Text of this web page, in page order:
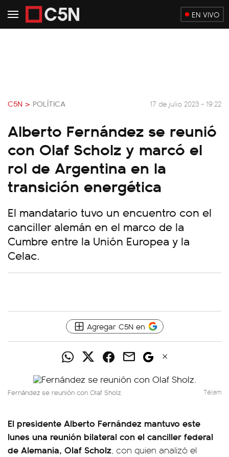
EN VIVO
C5N > POLÍTICA 17 de julio 2023 - 19:22
Alberto Fernández se reunió
con Olaf Scholz y marcó el
rol de Argentina en la
transición energética
El mandatario tuvo un encuentro con el
canciller alemán en el marco de la
Cumbre entre la Unión Europea y la
Celac.
Agregar C5N en
Fernández se reunión con Olaf Sholz. Télam
El presidente Alberto Fernández mantuvo este
lunes una reunión bilateral con el canciller federal
de Alemania, Olaf Scholz, con quien analizó el